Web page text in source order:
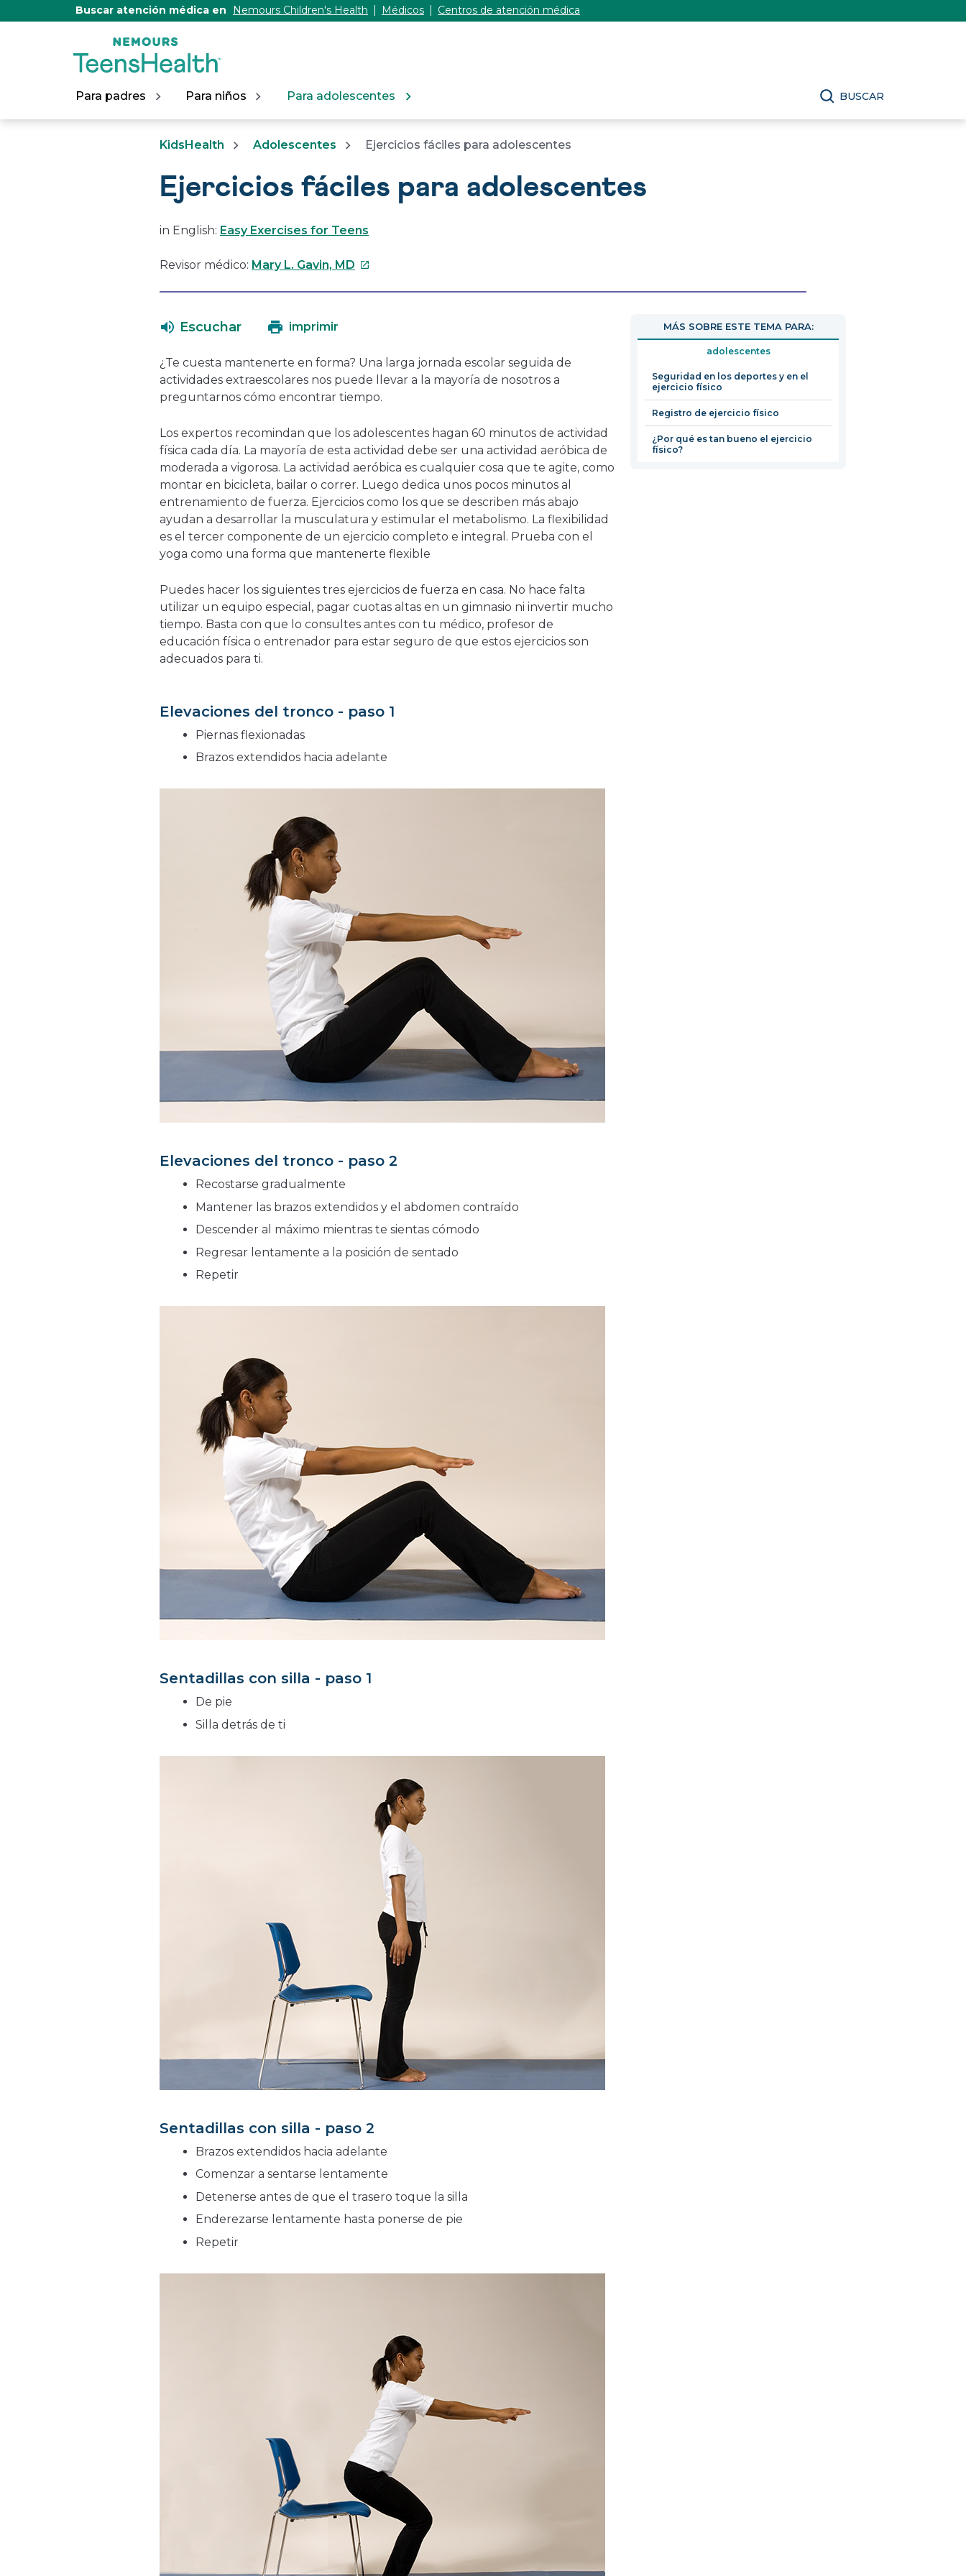
Buscar atención médica en Nemours Children's Health Médicos Centros de atención médica
Para padres Para niños Para adolescentes BUSCAR
KidsHealth Adolescentes Ejercicios fáciles para adolescentes
Ejercicios fáciles para adolescentes
in English: Easy Exercises for Teens
Revisor médico: Mary L. Gavin, MD Este
nueva
ventana
Escuchar imprimir
¿Te cuesta mantenerte en forma? Una larga jornada escolar seguida de
actividades extraescolares nos puede llevar a la mayoría de nosotros a
preguntarnos cómo encontrar tiempo.
Los expertos recomindan que los adolescentes hagan 60 minutos de actividad
física cada día. La mayoría de esta actividad debe ser una actividad aeróbica de
moderada a vigorosa. La actividad aeróbica es cualquier cosa que te agite, como
montar en bicicleta, bailar o correr. Luego dedica unos pocos minutos al
entrenamiento de fuerza. Ejercicios como los que se describen más abajo
ayudan a desarrollar la musculatura y estimular el metabolismo. La flexibilidad
es el tercer componente de un ejercicio completo e integral. Prueba con el
yoga como una forma que mantenerte flexible
Puedes hacer los siguientes tres ejercicios de fuerza en casa. No hace falta
utilizar un equipo especial, pagar cuotas altas en un gimnasio ni invertir mucho
tiempo. Basta con que lo consultes antes con tu médico, profesor de
educación física o entrenador para estar seguro de que estos ejercicios son
adecuados para ti.
Elevaciones del tronco - paso 1
Piernas flexionadas
Brazos extendidos hacia adelante
Elevaciones del tronco - paso 2
Recostarse gradualmente
Mantener las brazos extendidos y el abdomen contraído
Descender al máximo mientras te sientas cómodo
Regresar lentamente a la posición de sentado
Repetir
Sentadillas con silla - paso 1
De pie
Silla detrás de ti
Sentadillas con silla - paso 2
Brazos extendidos hacia adelante
Comenzar a sentarse lentamente
Detenerse antes de que el trasero toque la silla
Enderezarse lentamente hasta ponerse de pie
Repetir
MÁS SOBRE ESTE TEMA PARA:
adolescentes
Seguridad en los deportes y en el
ejercicio físico
Registro de ejercicio físico
¿Por qué es tan bueno el ejercicio
físico?